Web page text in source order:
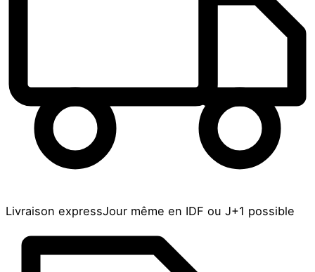
Livraison expressJour même en IDF ou J+1 possible